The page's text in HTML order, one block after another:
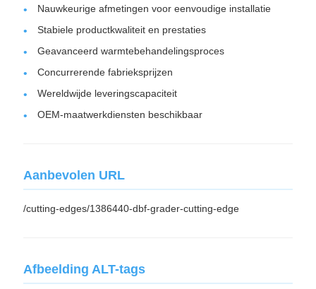
Nauwkeurige afmetingen voor eenvoudige installatie
Stabiele productkwaliteit en prestaties
Geavanceerd warmtebehandelingsproces
Concurrerende fabrieksprijzen
Wereldwijde leveringscapaciteit
OEM-maatwerkdiensten beschikbaar
Aanbevolen URL
/cutting-edges/1386440-dbf-grader-cutting-edge
Afbeelding ALT-tags